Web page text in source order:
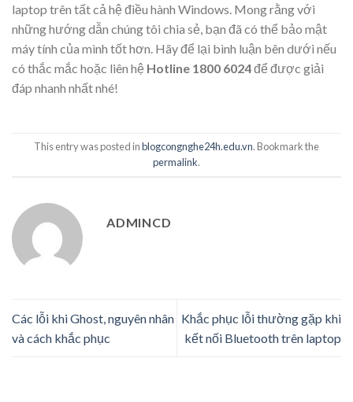
laptop trên tất cả hệ điều hành Windows. Mong rằng với
những hướng dẫn chúng tôi chia sẻ, bạn đã có thể bảo mật
máy tính của mình tốt hơn. Hãy để lại bình luận bên dưới nếu
có thắc mắc hoặc liên hệ Hotline 1800 6024để được giải
đáp nhanh nhất nhé!
This entry was posted inblogcongnghe24h.edu.vn. Bookmark the
permalink.
ADMINCD
Các lỗi khi Ghost, nguyên nhân
và cách khắc phục
Khắc phục lỗi thường gặp khi
kết nối Bluetooth trên laptop